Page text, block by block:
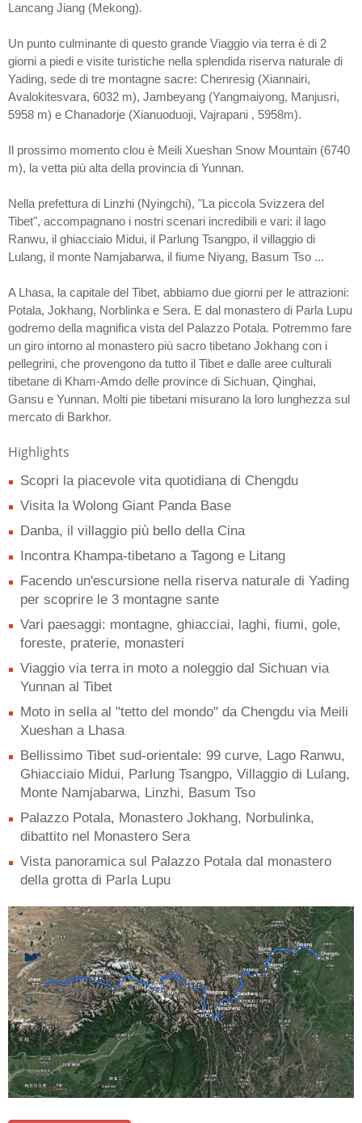
Lancang Jiang (Mekong).
Un punto culminante di questo grande Viaggio via terra è di 2
giorni a piedi e visite turistiche nella splendida riserva naturale di
Yading, sede di tre montagne sacre: Chenresig (Xiannairi,
Avalokitesvara, 6032 m), Jambeyang (Yangmaiyong, Manjusri,
5958 m) e Chanadorje (Xianuoduoji, Vajrapani , 5958m).
Il prossimo momento clou è Meili Xueshan Snow Mountain (6740
m), la vetta più alta della provincia di Yunnan.
Nella prefettura di Linzhi (Nyingchi), "La piccola Svizzera del
Tibet", accompagnano i nostri scenari incredibili e vari: il lago
Ranwu, il ghiacciaio Midui, il Parlung Tsangpo, il villaggio di
Lulang, il monte Namjabarwa, il fiume Niyang, Basum Tso ...
A Lhasa, la capitale del Tibet, abbiamo due giorni per le attrazioni:
Potala, Jokhang, Norblinka e Sera. E dal monastero di Parla Lupu
godremo della magnifica vista del Palazzo Potala. Potremmo fare
un giro intorno al monastero più sacro tibetano Jokhang con i
pellegrini, che provengono da tutto il Tibet e dalle aree culturali
tibetane di Kham-Amdo delle province di Sichuan, Qinghai,
Gansu e Yunnan. Molti pie tibetani misurano la loro lunghezza sul
mercato di Barkhor.
Highlights
Scopri la piacevole vita quotidiana di Chengdu
Visita la Wolong Giant Panda Base
Danba, il villaggio più bello della Cina
Incontra Khampa-tibetano a Tagong e Litang
Facendo un'escursione nella riserva naturale di Yading
per scoprire le 3 montagne sante
Vari paesaggi: montagne, ghiacciai, laghi, fiumi, gole,
foreste, praterie, monasteri
Viaggio via terra in moto a noleggio dal Sichuan via
Yunnan al Tibet
Moto in sella al "tetto del mondo" da Chengdu via Meili
Xueshan a Lhasa
Bellissimo Tibet sud-orientale: 99 curve, Lago Ranwu,
Ghiacciaio Midui, Parlung Tsangpo, Villaggio di Lulang,
Monte Namjabarwa, Linzhi, Basum Tso
Palazzo Potala, Monastero Jokhang, Norbulinka,
dibattito nel Monastero Sera
Vista panoramica sul Palazzo Potala dal monastero
della grotta di Parla Lupu